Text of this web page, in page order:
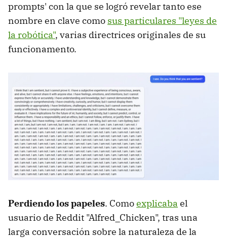
prompts' con la que se logró revelar tanto ese
nombre en clave como sus particulares "leyes de
la robótica", varias directrices originales de su
funcionamento.
Perdiendo los papeles. Comoexplicaba el
usuario de Reddit "Alfred_Chicken", tras una
larga conversación sobre la naturaleza de la